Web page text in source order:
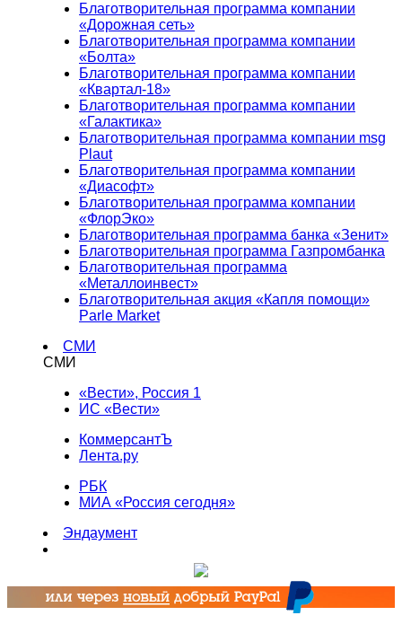
Благотворительная программа компании
«Дорожная сеть»
Благотворительная программа компании
«Болта»
Благотворительная программа компании
«Квартал-18»
Благотворительная программа компании
«Галактика»
Благотворительная программа компании msg
Plaut
Благотворительная программа компании
«Диасофт»
Благотворительная программа компании
«ФлорЭко»
Благотворительная программа банка «Зенит»
Благотворительная программа Газпромбанка
Благотворительная программа
«Металлоинвест»
Благотворительная акция «Капля помощи»
Parle Market
СМИ
СМИ
«Вести», Россия 1
ИС «Вести»
КоммерсантЪ
Лента.ру
РБК
МИА «Россия сегодня»
Эндаумент